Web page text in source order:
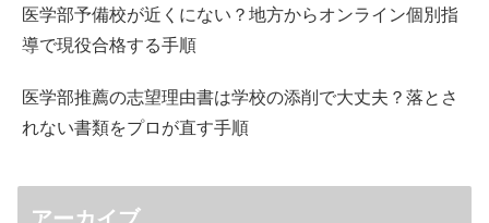
医学部予備校が近くにない？地方からオンライン個別指
導で現役合格する手順
医学部推薦の志望理由書は学校の添削で大丈夫？落とさ
れない書類をプロが直す手順